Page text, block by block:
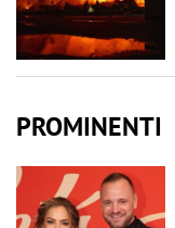
PROMINENTI